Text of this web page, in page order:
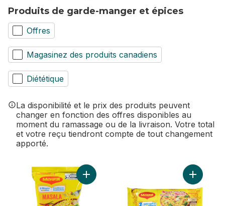
Produits de garde-manger et épices
Offres
Magasinez des produits canadiens
Diététique
La disponibilité et le prix des produits peuvent
changer en fonction des offres disponibles au
moment du ramassage ou de la livraison. Votre total
et votre reçu tiendront compte de tout changement
apporté.
Ajouter Nouilles Masala au panierAjouter